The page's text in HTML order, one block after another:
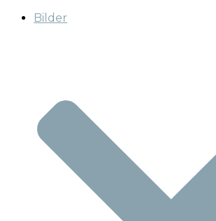
Bilder